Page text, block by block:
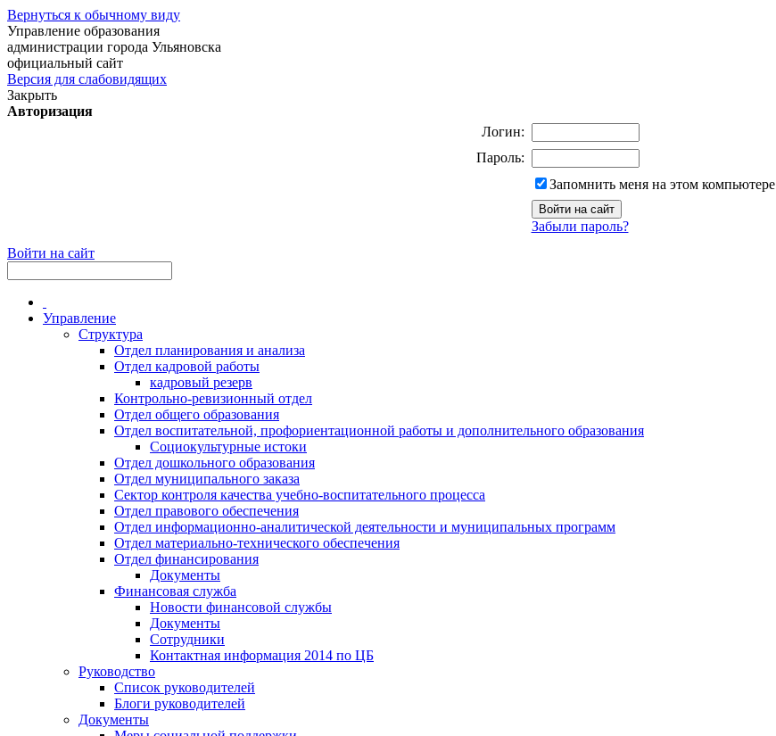
Вернуться к обычному виду
Управление образования
администрации города Ульяновска
официальный сайт
Версия для слабовидящих
Закрыть
Авторизация
Логин:
Пароль:
Запомнить меня на этом компьютере
Забыли пароль?
Войти на сайт
Управление
Структура
Отдел планирования и анализа
Отдел кадровой работы
кадровый резерв
Контрольно-ревизионный отдел
Отдел общего образования
Отдел воспитательной, профориентационной работы и дополнительного образования
Социокультурные истоки
Отдел дошкольного образования
Отдел муниципального заказа
Сектор контроля качества учебно-воспитательного процесса
Отдел правового обеспечения
Отдел информационно-аналитической деятельности и муниципальных программ
Отдел материально-технического обеспечения
Отдел финансирования
Документы
Финансовая служба
Новости финансовой службы
Документы
Сотрудники
Контактная информация 2014 по ЦБ
Руководство
Список руководителей
Блоги руководителей
Документы